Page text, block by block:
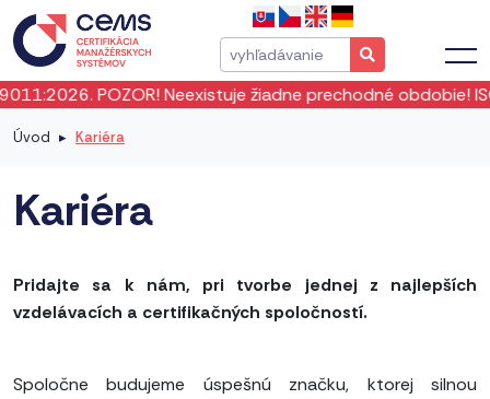
žiadne prechodné obdobie! ISO 19011:2026
Úvod Kariéra
Kariéra
Pridajte sa k nám, pri tvorbe jednej z najlepších
vzdelávacích a certifikačných spoločností.
Spoločne budujeme úspešnú značku, ktorej silnou